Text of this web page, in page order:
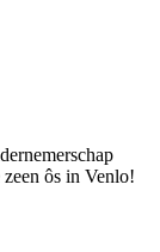
ôs in Venlo!